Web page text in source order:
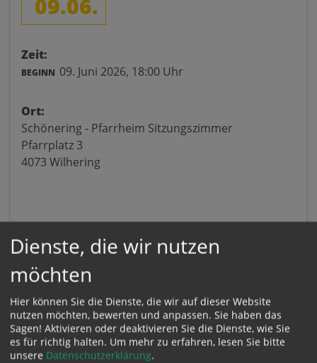
09.06.
Zeit:
BEGINN 09. Juni 2026, 18:00 Uhr
Ort:
Schönering - Pfarrheim Sitzungszimmer
Pfarrplatz 3
4073 Wilhering
Karte:
Dienste, die wir nutzen
möchten
Hier können Sie die Dienste, die wir auf dieser Website
nutzen möchten, bewerten und anpassen. Sie haben das
Sagen! Aktivieren oder deaktivieren Sie die Dienste, wie Sie
es für richtig halten. Um mehr zu erfahren, lesen Sie bitte
unsere Datenschutzerklärung.